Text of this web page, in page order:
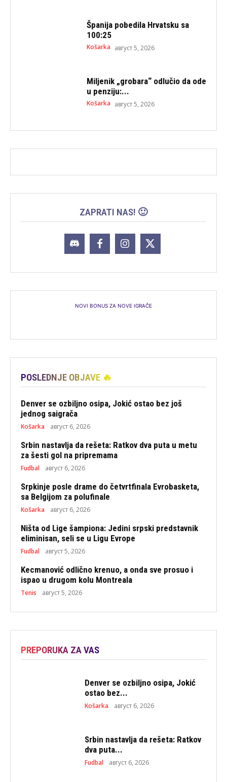
Španija pobedila Hrvatsku sa
100:25
Košarka август 5, 2026
Miljenik „grobara“ odlučio da ode
u penziju:...
Košarka август 5, 2026
ZAPRATI NAS! 🙂
NOVI BONUS ZA NOVE IGRAČE
POSLEDNJE OBJAVE 🔥
Denver se ozbiljno osipa, Jokić ostao bez još
jednog saigrača
Košarka август 6, 2026
Srbin nastavlja da rešeta: Ratkov dva puta u metu
za šesti gol na pripremama
Fudbal август 6, 2026
Srpkinje posle drame do četvrtfinala Evrobasketa,
sa Belgijom za polufinale
Košarka август 6, 2026
Ništa od Lige šampiona: Jedini srpski predstavnik
eliminisan, seli se u Ligu Evrope
Fudbal август 5, 2026
Kecmanović odlično krenuo, a onda sve prosuo i
ispao u drugom kolu Montreala
Tenis август 5, 2026
PREPORUKA ZA VAS
Denver se ozbiljno osipa, Jokić
ostao bez...
Košarka август 6, 2026
Srbin nastavlja da rešeta: Ratkov
dva puta...
Fudbal август 6, 2026